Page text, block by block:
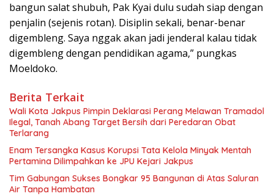
bangun salat shubuh, Pak Kyai dulu sudah siap dengan
penjalin (sejenis rotan). Disiplin sekali, benar-benar
digembleng. Saya nggak akan jadi jenderal kalau tidak
digembleng dengan pendidikan agama,” pungkas
Moeldoko.
Berita Terkait
Wali Kota Jakpus Pimpin Deklarasi Perang Melawan Tramadol
Ilegal, Tanah Abang Target Bersih dari Peredaran Obat
Terlarang
Enam Tersangka Kasus Korupsi Tata Kelola Minyak Mentah
Pertamina Dilimpahkan ke JPU Kejari Jakpus
Tim Gabungan Sukses Bongkar 95 Bangunan di Atas Saluran
Air Tanpa Hambatan